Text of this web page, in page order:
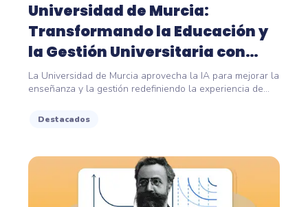
Universidad de Murcia:
Transformando la Educación y
la Gestión Universitaria con
Inteligencia...
La Universidad de Murcia aprovecha la IA para mejorar la
enseñanza y la gestión redefiniendo la experiencia de...
Destacados